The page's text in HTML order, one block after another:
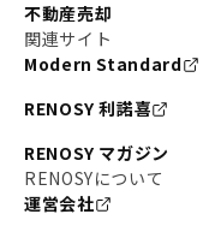
不動産売却
関連サイト
Modern Standard
RENOSY 利諾喜
RENOSY マガジン
RENOSYについて
運営会社